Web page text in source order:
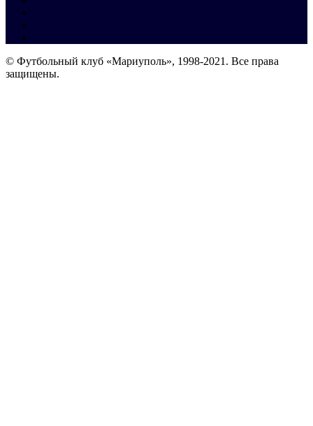
© Футбольный клуб «Мариуполь», 1998-2021. Все права
защищены.